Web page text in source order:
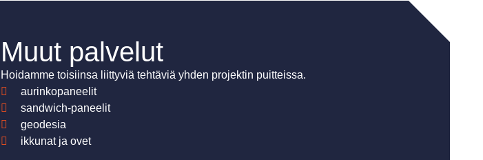
Muut palvelut
Hoidamme toisiinsa liittyviä tehtäviä yhden projektin puitteissa.
aurinkopaneelit
sandwich-paneelit
geodesia
ikkunat ja ovet